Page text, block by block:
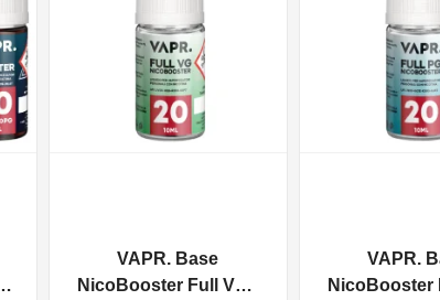
VAPR. Base
NicoBooster Full VG -
VAPR.
NicoBooster